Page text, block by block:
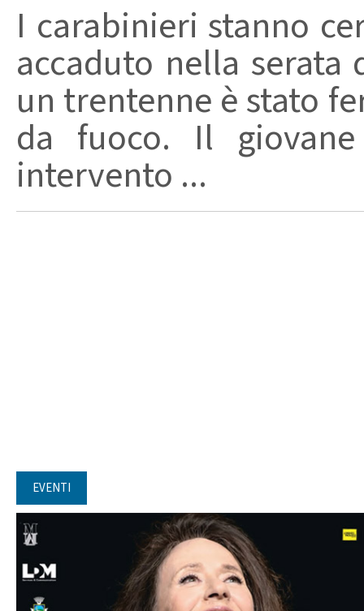
I carabinieri stanno
accaduto nella serata
un trentenne è stato
da fuoco. Il
intervento ...
EVENTI